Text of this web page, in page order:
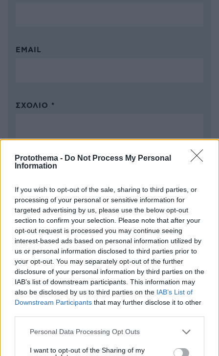
Protothema - Do Not Process My Personal
Information
If you wish to opt-out of the sale, sharing to third parties, or
processing of your personal or sensitive information for
targeted advertising by us, please use the below opt-out
section to confirm your selection. Please note that after your
opt-out request is processed you may continue seeing
interest-based ads based on personal information utilized by
us or personal information disclosed to third parties prior to
your opt-out. You may separately opt-out of the further
disclosure of your personal information by third parties on the
IAB’s list of downstream participants. This information may
also be disclosed by us to third parties on the IAB’s List of
Downstream Participants that may further disclose it to other
Please note that this website/app uses one or more Google
not limited to your visit or usage behaviour. You may click to
Personal Data Processing Opt Outs
I want to opt-out of the Sharing of my
EMAIL
ΣΧΌΛΙΟ *
Απομένουν 2500χαρακτήρες
* Υποχρεωτικά πεδία